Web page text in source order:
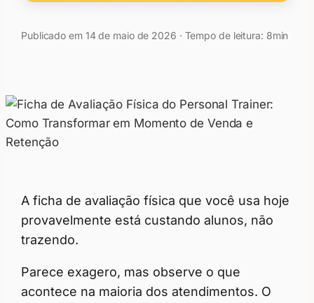
Publicado em 14 de maio de 2026 · Tempo de leitura: 8min
A ficha de avaliação física que você usa hoje
provavelmente está custando alunos, não
trazendo.
Parece exagero, mas observe o que
acontece na maioria dos atendimentos. O